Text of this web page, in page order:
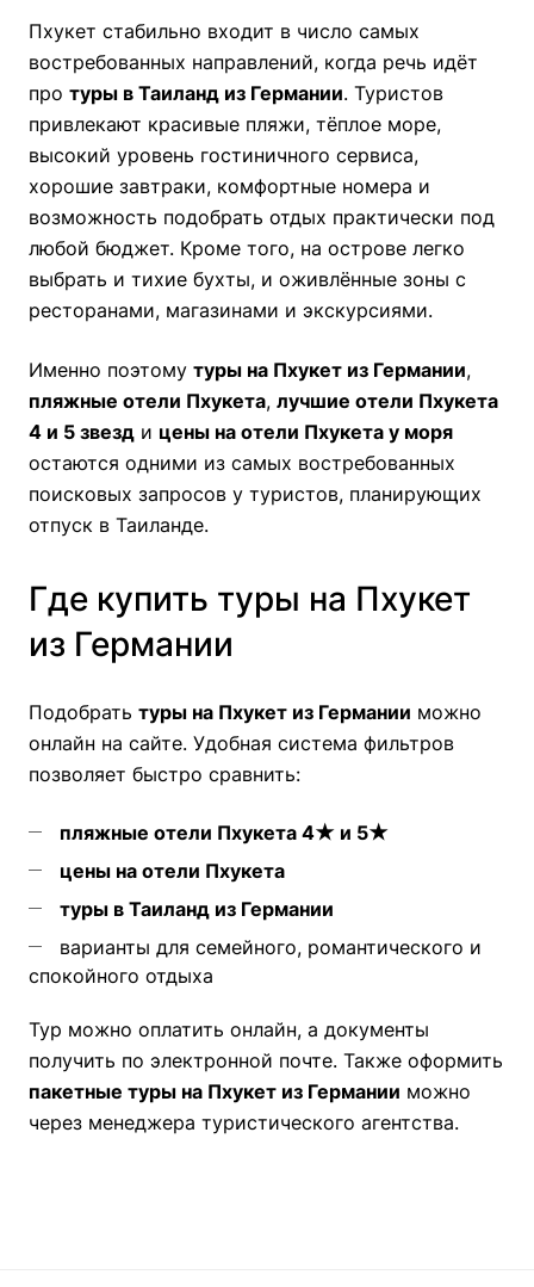
Пхукет стабильно входит в число самых
востребованных направлений, когда речь идёт
про туры в Таиланд из Германии. Туристов
привлекают красивые пляжи, тёплое море,
высокий уровень гостиничного сервиса,
хорошие завтраки, комфортные номера и
возможность подобрать отдых практически под
любой бюджет. Кроме того, на острове легко
выбрать и тихие бухты, и оживлённые зоны с
ресторанами, магазинами и экскурсиями.
Именно поэтому туры на Пхукет из Германии,
пляжные отели Пхукета, лучшие отели Пхукета
4 и 5 звезд и цены на отели Пхукета у моря
остаются одними из самых востребованных
поисковых запросов у туристов, планирующих
отпуск в Таиланде.
Где купить туры на Пхукет
из Германии
Подобрать туры на Пхукет из Германии можно
онлайн на сайте. Удобная система фильтров
позволяет быстро сравнить:
пляжные отели Пхукета 4★ и 5★
цены на отели Пхукета
туры в Таиланд из Германии
варианты для семейного, романтического и
спокойного отдыха
Тур можно оплатить онлайн, а документы
получить по электронной почте. Также оформить
пакетные туры на Пхукет из Германии можно
через менеджера туристического агентства.